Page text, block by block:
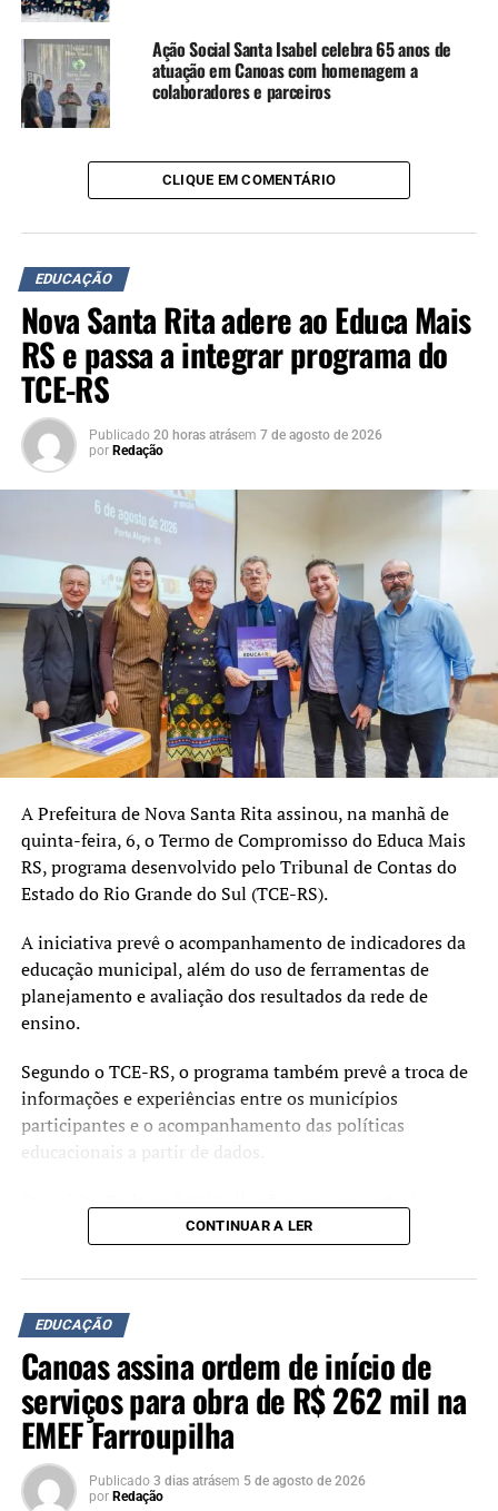
Ação Social Santa Isabel celebra 65 anos de
atuação em Canoas com homenagem a
colaboradores e parceiros
CLIQUE EM COMENTÁRIO
EDUCAÇÃO
Nova Santa Rita adere ao Educa Mais
RS e passa a integrar programa do
TCE-RS
Publicado 20 horas atrásem 7 de agosto de 2026
por Redação
A Prefeitura de Nova Santa Rita assinou, na manhã de
quinta-feira, 6, o Termo de Compromisso do Educa Mais
RS, programa desenvolvido pelo Tribunal de Contas do
Estado do Rio Grande do Sul (TCE-RS).
A iniciativa prevê o acompanhamento de indicadores da
educação municipal, além do uso de ferramentas de
planejamento e avaliação dos resultados da rede de
ensino.
Segundo o TCE-RS, o programa também prevê a troca de
informações e experiências entre os municípios
participantes e o acompanhamento das políticas
educacionais a partir de dados.
programa deverá contribuir para o planejamento das
ações na área da educação.
“Cada avanço na educação
representa uma
oportunidade a mais para
nossas crianças e jovens.
Ao aderirmos ao Educa
CONTINUAR A LER
EDUCAÇÃO
Canoas assina ordem de início de
serviços para obra de R$ 262 mil na
EMEF Farroupilha
Publicado 3 dias atrásem 5 de agosto de 2026
por Redação